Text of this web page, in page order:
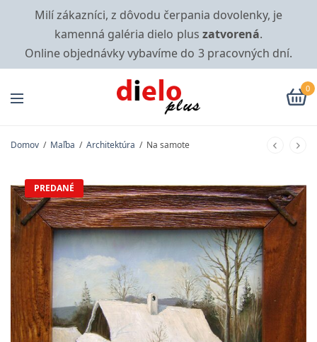
Milí zákazníci, z dôvodu čerpania dovolenky, je
kamenná galéria dielo plus zatvorená.
Online objednávky vybavíme do 3 pracovných dní.
0
Domov / Maľba / Architektúra / Na samote
PREDANÉ